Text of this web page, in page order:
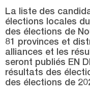
SERDİVAN
SÖĞÜTLÜ
TARAKLI
Samsun
Şanlıurfa
La liste des
élections locales
des élections de
81 provinces et
alliances et les
seront publiés EN
résultats des
des élections de